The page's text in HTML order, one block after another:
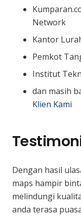
Network
Kantor
Pemkot
Institut
dan masih
Klien Kami
Dengan hasil
maps hampir
melindungi
anda terasa